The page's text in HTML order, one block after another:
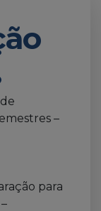
–
para